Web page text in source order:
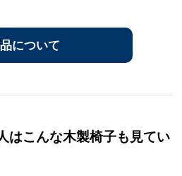
について
はこんな木製椅子も見てい